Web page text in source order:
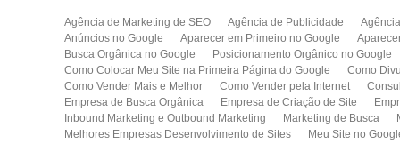
Agência de Marketing de SEO Agência de Publicidade
Anúncios no Google
Aparecer em Primeiro no Google
Busca Orgânica no Google
Posicionamento Orgânico no Google
Como Colocar Meu Site na Primeira Página do Google
Como
Como Vender Mais e Melhor
Como Vender pela Internet
Empresa de Busca Orgânica
Empresa de Criação de Site
Inbound Marketing e Outbound Marketing
Marketing de Busca
Melhores Empresas Desenvolvimento de Sites
Meu Site no